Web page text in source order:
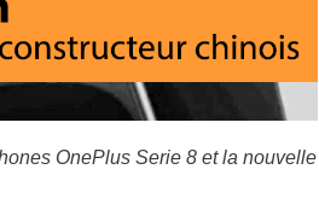
OnePlus Serie 8 et la nouvelle